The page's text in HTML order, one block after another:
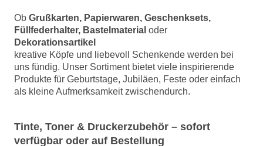
Ob Grußkarten, Papierwaren, Geschenksets,
Füllfederhalter, Bastelmaterial oder
Dekorationsartikel
kreative Köpfe und liebevoll Schenkende werden bei
uns fündig. Unser Sortiment bietet viele inspirierende
Produkte für Geburtstage, Jubiläen, Feste oder einfach
als kleine Aufmerksamkeit zwischendurch.
Tinte, Toner & Druckerzubehör – sofort
verfügbar oder auf Bestellung